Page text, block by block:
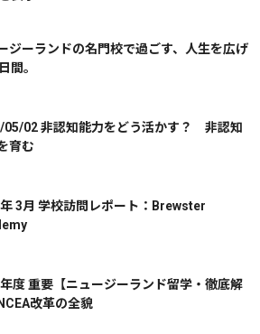
ジーランドの名門校で過ごす、人生を広げ
間。
05/02 非認知能力をどう活かす？ 非認知
育む
3月 学校訪問レポート：Brewster
度 重要【ニュージーランド留学・徹底解
改革の全貌